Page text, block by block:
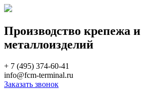
Производство крепежа и
металлоизделий
+ 7 (495) 374-60-41
info@fcm-terminal.ru
Заказать звонок